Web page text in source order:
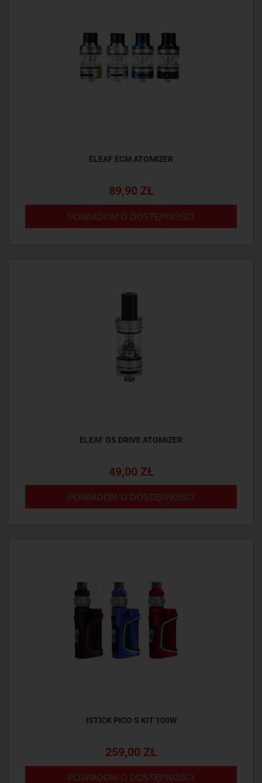
ELEAF ECM ATOMIZER
89,90 ZŁ
POWIADOM O DOSTĘPNOŚCI
ELEAF GS DRIVE ATOMIZER
49,00 ZŁ
POWIADOM O DOSTĘPNOŚCI
ISTICK PICO S KIT 100W
259,00 ZŁ
POWIADOM O DOSTĘPNOŚCI